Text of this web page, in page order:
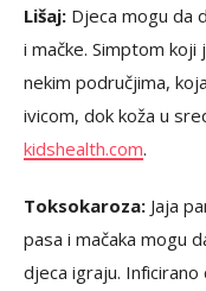
Lišaj: Djeca mogu da
i mačke. Simptom koji
nekim područjima,
ivicom, dok koža u
kidshealth.com.
Toksokaroza: Jaja
pasa i mačaka mogu
djeca igraju.